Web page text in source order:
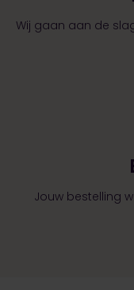
Wij gaan aan de
Jouw bestelling